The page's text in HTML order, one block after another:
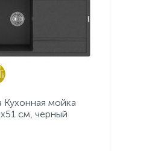
Кухонная мойка
см, черный